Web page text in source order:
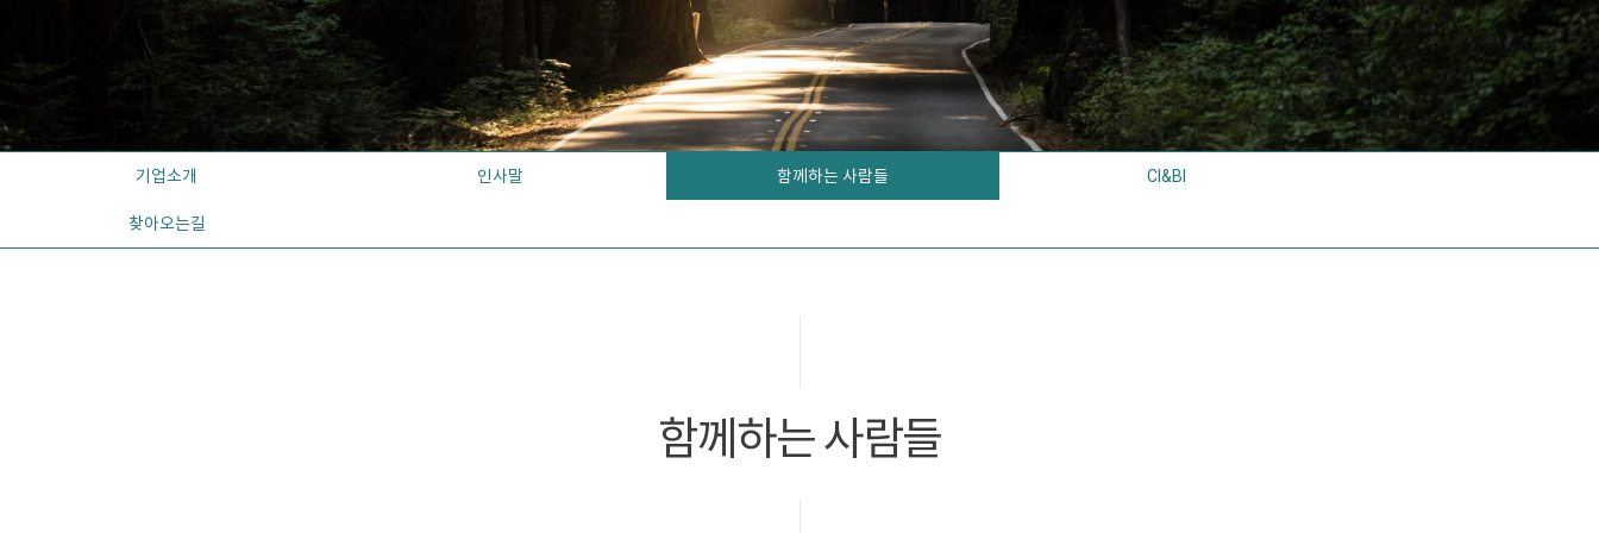
기업소개 인사말 함께하는 사람들 CI&BI
찾아오는길
함께하는 사람들